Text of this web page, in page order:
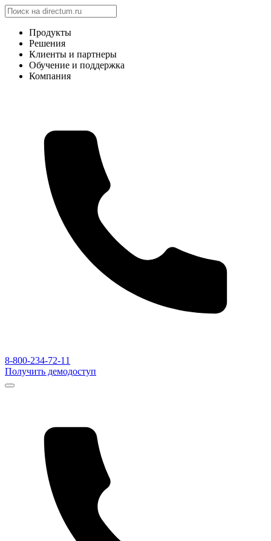
Продукты
Решения
Клиенты и партнеры
Обучение и поддержка
Компания
8-800-234-72-11
Получить демодоступ